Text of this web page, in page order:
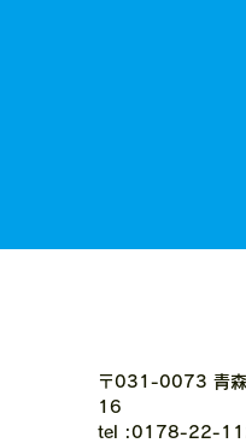
〒031-0073 青森
16
tel :0178-22-